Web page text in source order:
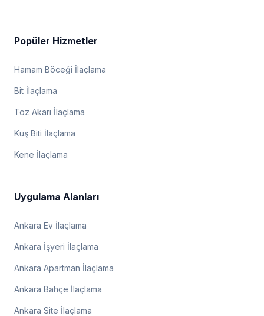
Popüler Hizmetler
Hamam Böceği İlaçlama
Bit İlaçlama
Toz Akarı İlaçlama
Kuş Biti İlaçlama
Kene İlaçlama
Uygulama Alanları
Ankara Ev İlaçlama
Ankara İşyeri İlaçlama
Ankara Apartman İlaçlama
Ankara Bahçe İlaçlama
Ankara Site İlaçlama